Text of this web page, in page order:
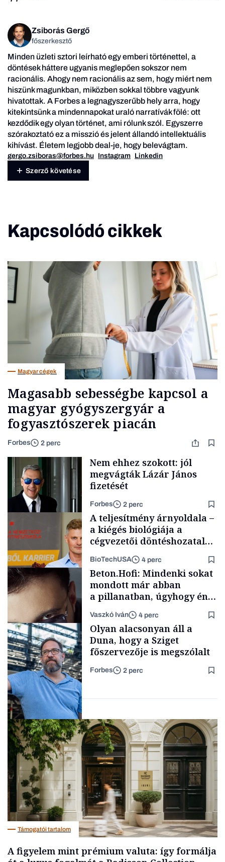
Zsiborás Gergő
főszerkesztő
Minden üzleti sztori leírható egy emberi történettel, a
döntések háttere ugyanis meglepően sokszor nem
racionális. Ahogy nem racionális az sem, hogy miért nem
hiszünk magunkban, miközben sokkal többre vagyunk
hivatottak. A Forbes a legnagyszerűbb hely arra, hogy
kitekintsünk a mindennapokat uraló narratívák fölé: ott
kezdődik egy olyan történet, ami rólunk szól. Egyszerre
szórakoztató ez a misszió és jelent állandó intellektuális
kihívást. Életem legjobb deal-je, hogy belevágtam.
gergo.zsiboras@forbes.hu Instagram Linkedin
Szerző követése
Kapcsolódó cikkek
Magyar cégek
Magasabb sebességbe kapcsol a
magyar gyógyszergyár a
fogyasztószerek piacán
Forbes 2 perc
Politika
Nem ehhez szokott: jól
megvágták Lázár János
fizetését
Forbes 2 perc
Content Lab HUB
A teljesítmény árnyoldala –
a kiégés biológiája a
cégvezetői döntéshozatal
BioTechUSA 4 perc
Forbes-sztori
Beton.Hofi: Mindenki sokat
mondott már abban
a pillanatban, úgyhogy én
a legsarkosabb
gondolataimat akartam
kimondani
Vaszkó Iván 4 perc
Társadalom
Olyan alacsonyan áll a
Duna, hogy a Sziget
főszervezője is megszólalt
Forbes 2 perc
Támogatói tartalom
A figyelem mint prémium valuta: így formálja